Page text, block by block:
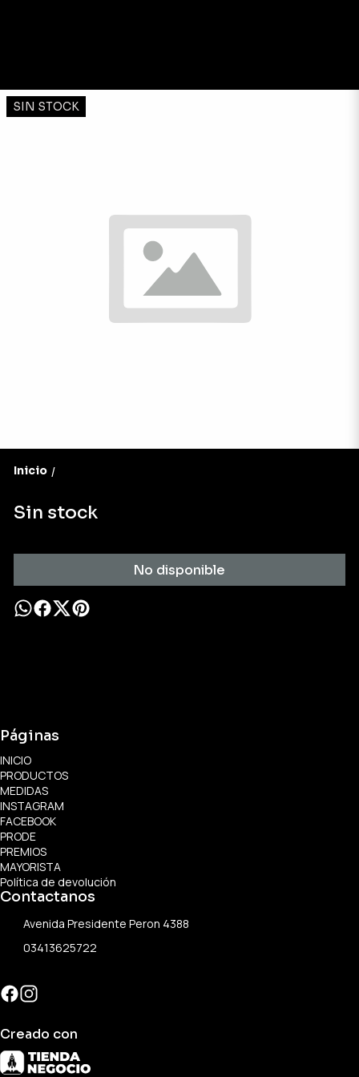
SIN STOCK
Inicio /
Sin stock
No disponible
Páginas
INICIO
PRODUCTOS
MEDIDAS
INSTAGRAM
FACEBOOK
PRODE
PREMIOS
MAYORISTA
Política de devolución
Contactanos
Avenida Presidente Peron 4388
03413625722
Creado con